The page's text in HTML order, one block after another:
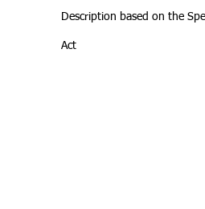
Description based on the
Act